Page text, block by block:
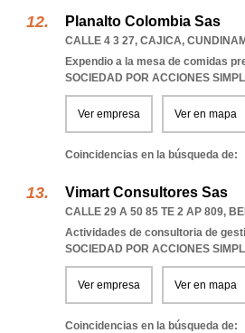
Planalto Colombia Sas
CALLE 4 3 27, CAJICA,
Expendio a la mesa de comidas
SOCIEDAD POR ACCIONES
Ver empresa Ver en mapa
Coincidencias en la búsqueda de:
Vimart Consultores Sas
CALLE 29 A 50 85 TE 2 AP 809,
Actividades de consultoria de
SOCIEDAD POR ACCIONES
Ver empresa Ver en mapa
Coincidencias en la búsqueda de: